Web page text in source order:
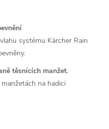
systému Kärcher Rain
těsnících manžet.
na hadici